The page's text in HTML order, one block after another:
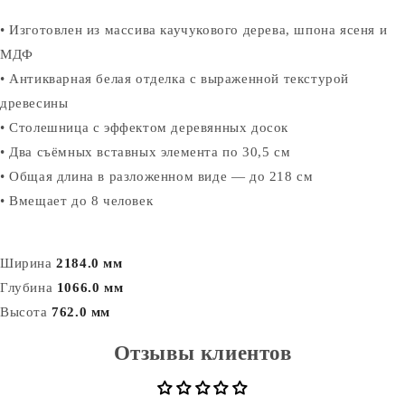
• Изготовлен из массива каучукового дерева, шпона ясеня и
МДФ
• Антикварная белая отделка с выраженной текстурой
древесины
• Столешница с эффектом деревянных досок
• Два съёмных вставных элемента по 30,5 см
• Общая длина в разложенном виде — до 218 см
• Вмещает до 8 человек
Ширина 2184.0 мм
Глубина 1066.0 мм
Высота 762.0 мм
Отзывы клиентов